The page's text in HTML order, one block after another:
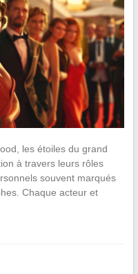
les étoiles du grand
à travers leurs rôles
souvent marqués
Chaque acteur et